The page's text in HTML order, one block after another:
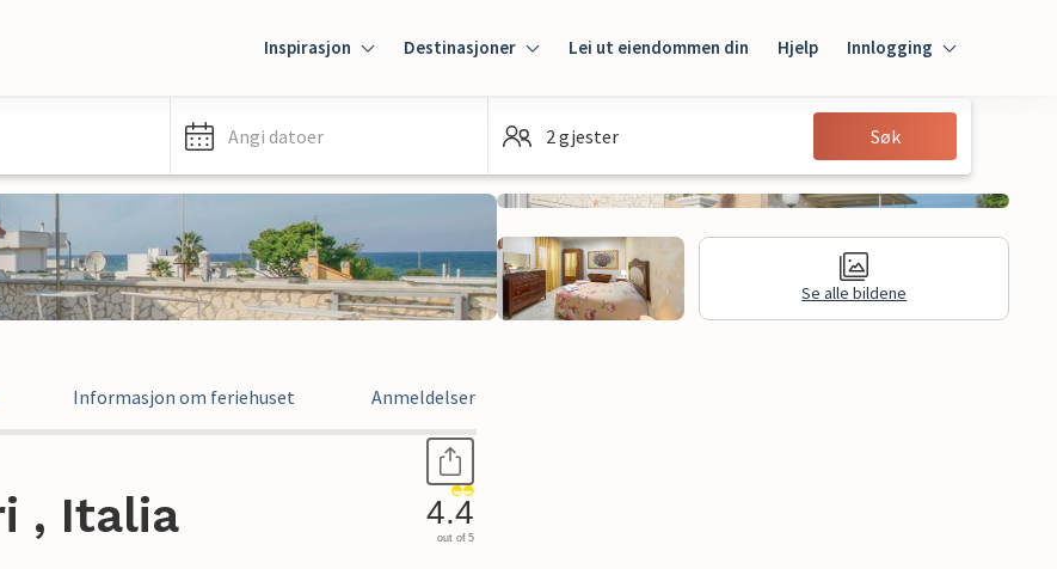
Inspirasjon Destinasjoner Lei ut eiendommen din Hjelp Innlogging
Innlogging
Gjest
Angi datoer 2 gjester Søk
Se alle bildene
Informasjon om feriehuset Anmeldelser
, Italia 4.4
out of 5